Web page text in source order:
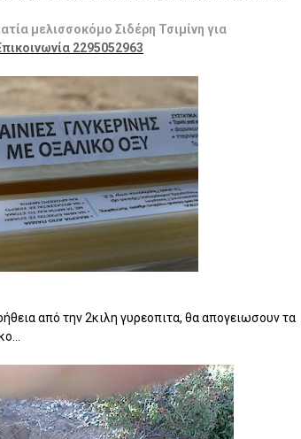
μελισσοκόμο Σιδέρη Τσιμίνη για
2295052963
από την 2κιλη γυρεοπιτα, θα απογειωσουν τα